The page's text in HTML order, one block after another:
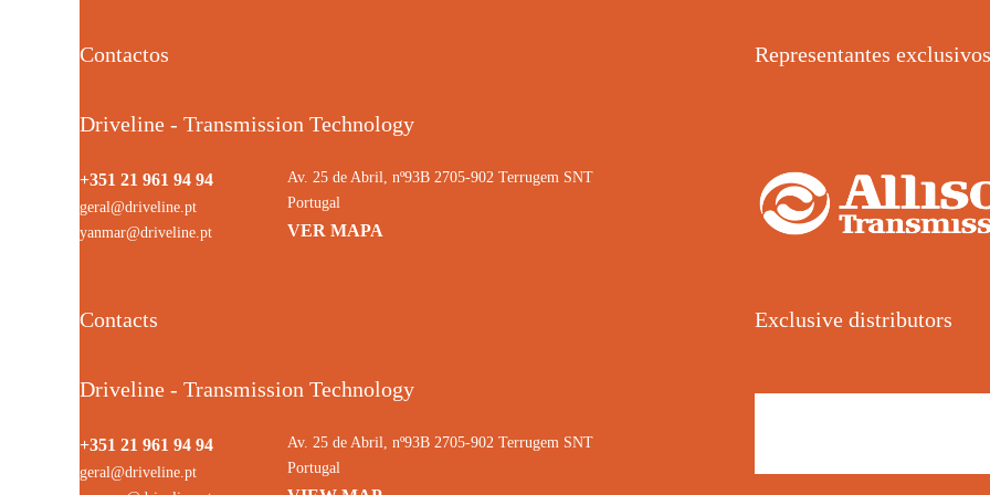
Contactos
Driveline - Transmission Technology
+351 21 961 94 94
geral@driveline.pt
yanmar@driveline.pt
Av. 25 de Abril, nº93B 2705-902 Terrugem SNT
Portugal
VER MAPA
Representantes exclusivos
Contacts
Driveline - Transmission Technology
+351 21 961 94 94
geral@driveline.pt
Av. 25 de Abril, nº93B 2705-902 Terrugem SNT
Portugal
Exclusive distributors